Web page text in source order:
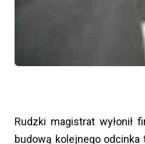
Rudzki magistrat wyłonił
budową kolejnego odcinka